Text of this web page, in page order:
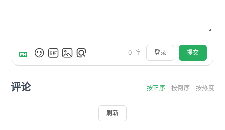
0 字 登录 提交
评论 按正序 按倒序 按热度
刷新